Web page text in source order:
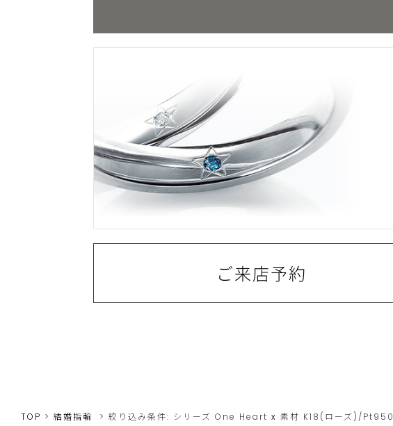
ご来店予約
TOP 結婚指輪 絞り込み条件: シリーズ One Heart x 素材 K18(ローズ)/Pt950